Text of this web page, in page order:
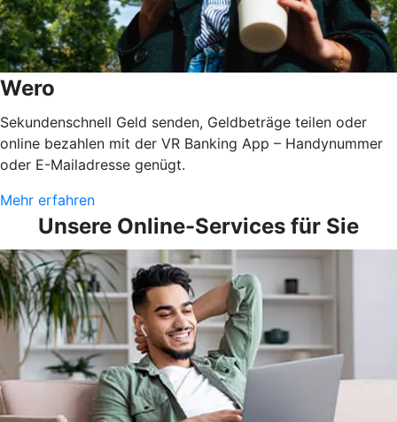
Wero
Sekundenschnell Geld senden, Geldbeträge teilen oder
online bezahlen mit der VR Banking App – Handynummer
oder E-Mailadresse genügt.
Mehr erfahren
Unsere Online-Services für Sie